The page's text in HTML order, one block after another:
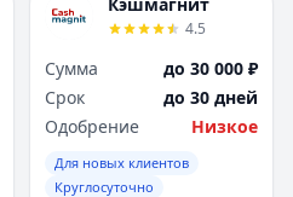
4.5
Сумма
до 30 000 ₽
Срок
до 30 дней
Одобрение
Низкое
Для новых клиентов
Круглосуточно